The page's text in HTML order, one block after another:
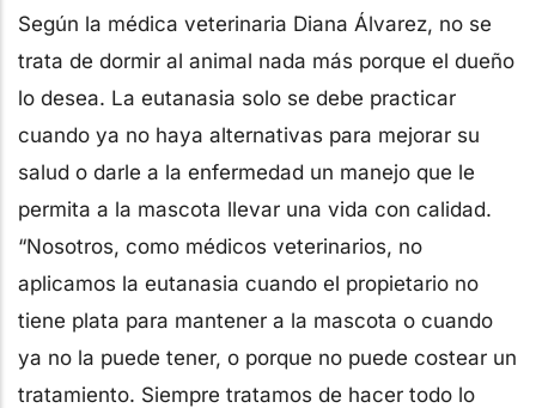
Según la médica veterinaria Diana Álvarez, no se
trata de dormir al animal nada más porque el dueño
lo desea. La eutanasia solo se debe practicar
cuando ya no haya alternativas para mejorar su
salud o darle a la enfermedad un manejo que le
permita a la mascota llevar una vida con calidad.
“Nosotros, como médicos veterinarios, no
aplicamos la eutanasia cuando el propietario no
tiene plata para mantener a la mascota o cuando
ya no la puede tener, o porque no puede costear un
tratamiento. Siempre tratamos de hacer todo lo